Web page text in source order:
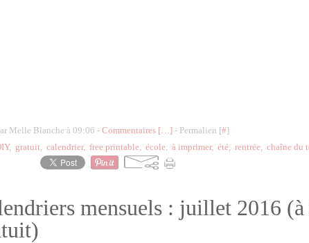
Melle Blanche à 09:06 - Commentaires […] - Permalien [#]
, gratuit, calendrier, free printable, école, à imprimer, été, rentrée, chaîne du
mensuels : juillet 2016